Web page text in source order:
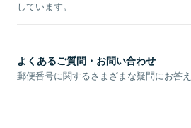
しています。
よくあるご質問・お問い合わせ
郵便番号に関するさまざまな疑問にお答え